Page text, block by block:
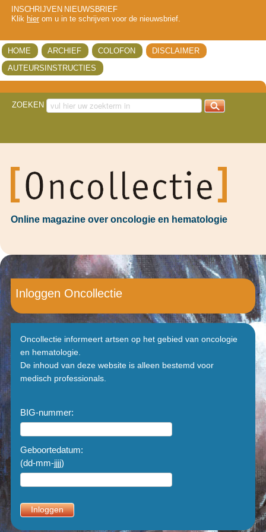
INSCHRIJVEN NIEUWSBRIEF
Klik hierom u in te schrijven voor de nieuwsbrief.
HOME ARCHIEF COLOFON
DISCLAIMER
AUTEURSINSTRUCTIES
ZOEKEN got
Online magazine over oncologie en hematologie
Inloggen Oncollectie
Oncollectie informeert artsen op het gebied van oncologie
en hematologie.
De inhoud van deze website is alleen bestemd voor
medisch professionals.
BIG-nummer:
Geboortedatum:
(dd-mm-jjjj)